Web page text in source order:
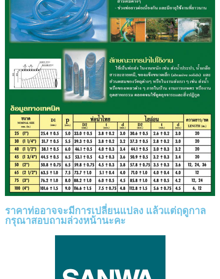
ราคาท่ออาจจะมีการเปลี่ยนแปลง แล้วแต่ฤดูกาล
กรุณาสอบถามล่วงหน้านะคะ